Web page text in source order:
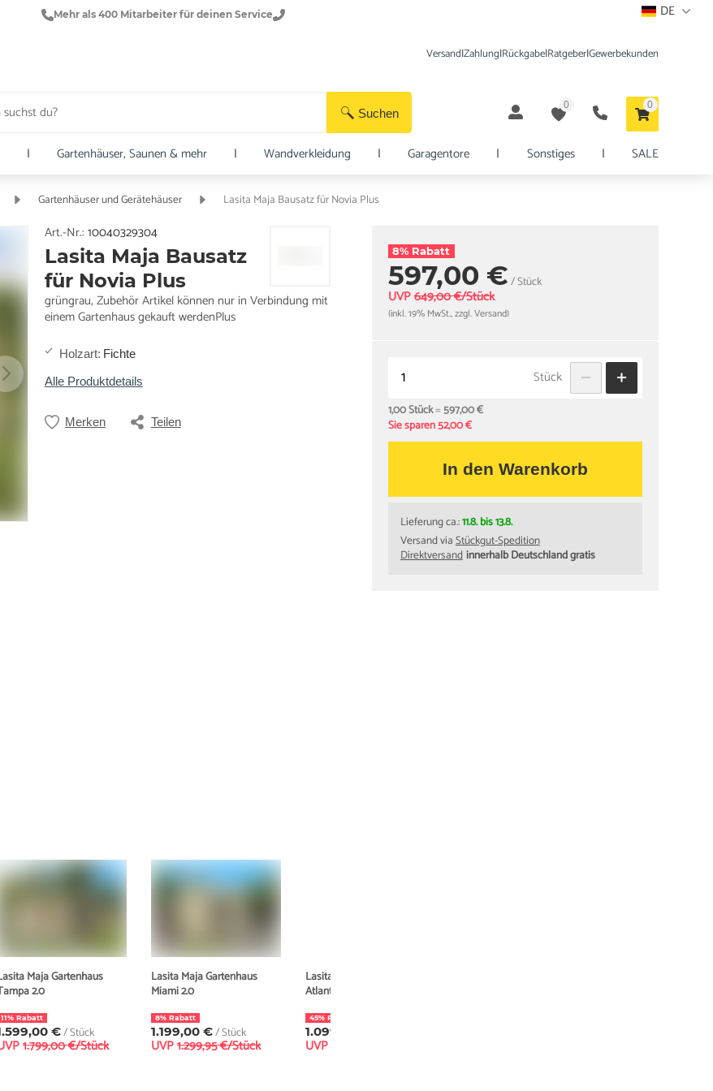
Mehr als 400 Mitarbeiter für deinen Service DE
Suchen
Versand|Zahlung|Rückgabe|Ratgeber|Gewerbekunden
0 0
| Gartenhäuser, Saunen & mehr | Wandverkleidung | Garagentore | Sonstiges | SALE
Gartenhäuser und Gerätehäuser Lasita Maja Bausatz für Novia Plus
Art.-Nr.: 10040329304
Lasita Maja Bausatz
für Novia Plus
grüngrau, Zubehör Artikel können nur in Verbindung mit
einem Gartenhaus gekauft werdenPlus
Holzart: Fichte
Alle Produktdetails
Merken Teilen
8% Rabatt
597,00 €/ Stück
UVP 649,00 €/Stück
(inkl. 19% MwSt., zzgl. Versand)
Stück
1,00 Stück=597,00 €
Sie sparen 52,00 €
In den Warenkorb
Lieferung ca.:11.8. bis 13.8.
Versand viaStückgut-Spedition
Direktversandinnerhalb Deutschland gratis
Maja Gartenhaus
2.0
11% Rabatt
€/ Stück
1.799,00 €/Stück
Lasita Maja Gartenhaus
Miami 2.0
8% Rabatt
1.199,00 €/ Stück
UVP 1.299,95 €/Stück
Lasita Maja Gartenhaus
Atlanta 2.0
45% Rabatt
1.099,00 €
UVP